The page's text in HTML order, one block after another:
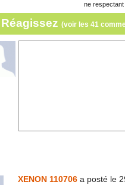
ne respectant
(voir les 41
XENON 110706 a posté le